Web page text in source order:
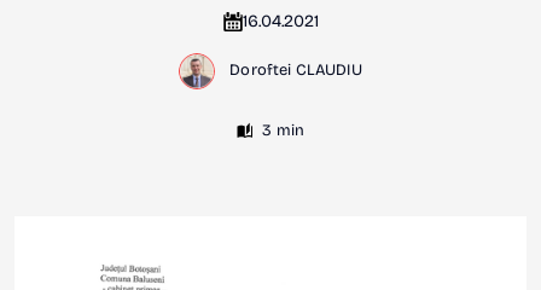
16.04.2021
Doroftei CLAUDIU
3 min